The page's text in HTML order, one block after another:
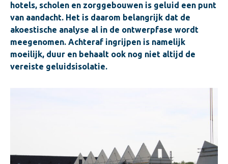
hotels, scholen en zorggebouwen is geluid een punt
van aandacht. Het is daarom belangrijk dat de
akoestische analyse al in de ontwerpfase wordt
meegenomen. Achteraf ingrijpen is namelijk
moeilijk, duur en behaalt ook nog niet altijd de
vereiste geluidsisolatie.